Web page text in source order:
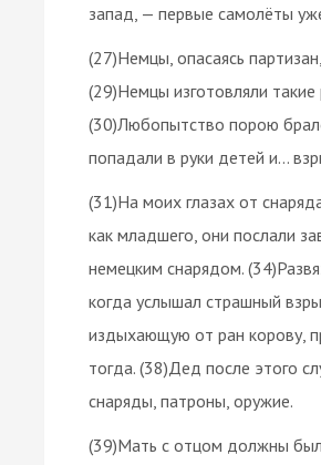
запад, — первые самолёты
(27)Немцы, опасаясь
(29)Немцы изготовляли
(30)Любопытство порою
попадали в руки детей и…
(31)На моих глазах от
как младшего, они послали
немецким снарядом.
когда услышал страшный
издыхающую от ран корову,
тогда. (38)Дед после этого
снаряды, патроны, оружие.
(39)Мать с отцом должны